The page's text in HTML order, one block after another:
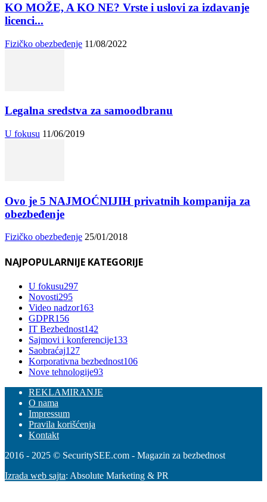
KO MOŽE, A KO NE? Vrste i uslovi za izdavanje
licenci...
Fizičko obezbeđenje 11/08/2022
Legalna sredstva za samoodbranu
U fokusu 11/06/2019
Ovo je 5 NAJMOĆNIJIH privatnih kompanija za
obezbeđenje
Fizičko obezbeđenje 25/01/2018
NAJPOPULARNIJE KATEGORIJE
U fokusu297
Novosti295
Video nadzor163
GDPR156
IT Bezbednost142
Sajmovi i konferencije133
Saobraćaj127
Korporativna bezbednost106
Nove tehnologije93
REKLAMIRANJE
O nama
Impressum
Pravila korišćenja
Kontakt
2016 - 2025 © SecuritySEE.com - Magazin za bezbednost
Izrada web sajta: Absolute Marketing & PR